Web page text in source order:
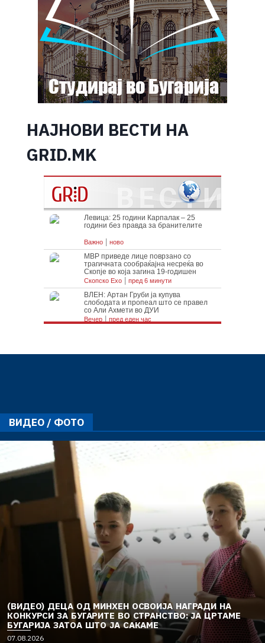
НАЈНОВИ ВЕСТИ НА
GRID.MK
ВИДЕО / ФОТО
(ВИДЕО) ДЕЦА ОД МИНХЕН ОСВОИЈА НАГРАДИ НА
КОНКУРСИ ЗА БУГАРИТЕ ВО СТРАНСТВО: ЈА ЦРТАМЕ
БУГАРИЈА ЗАТОА ШТО ЈА САКАМЕ
07.08.2026